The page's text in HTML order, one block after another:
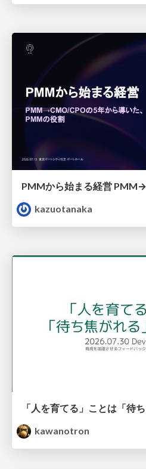
kazuotanaka
「人を育てる」ことは「待
kawanotron